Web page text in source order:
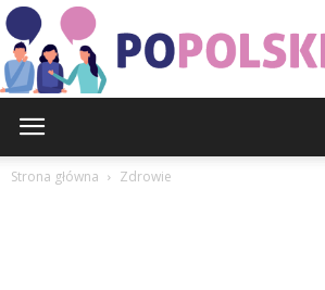
Strona główna Zdrowie